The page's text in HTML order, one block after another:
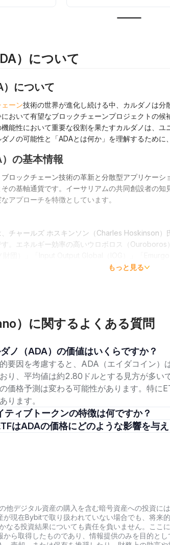
）について
について
ーン技術の世界が進化し続ける中、カルダノは分
おいて有望なブロックチェーンプロジェクトの
能性において重要な役割を果たすカルダノは、
ノの可能性と「ADAとは何か」を理解するために
の基本情報
ロックチェーン技術の革新と分散型アプリケー
の基軸通貨です。イーサリアムの共同創設者の
アプローチを特徴としています。
、チャールズ ホスキンソン（Charles Hoskinson
。エネルギー効率の高いウロボロス（
算タスクを分離する二層構造となっています。こ
号資産であるADA（エイダコイン）は、トランザ
た、ステークホルダーがネットワークセキュリティと
年3月時点で、ADAの時価総額は約3.5兆円で、時
投資家の間では常にADAチャートが注目されてい
性トークン（NFT）、および先進的なブロックチ
特徴
、ブロックチェーン業界の中でも特に優れたも
ティを促進します。基本的なPoSでは、通貨の保有
、これでは通貨を多く保有する富裕層に権利と富
軸通貨のADA（エイダコイン）を多く保有する者に
利を得る者が選出される仕組みへと改良されてい
もっと見る
）に関するよくある質問
ダノ（ADA）の価値はいくらですか？
要因を考慮すると、ADA（エイダコイン
り、平均値は約2.80ドルとする見方が多い
価格予測は変わる可能性があります。特に
ります。
ティブトークンの特徴は何ですか？
ETFはADAの価格にどのような影響を与
他デジタル資産の購入を含む暗号資産への投資に
が現在Bybitで取り扱われていない場合でも、将来
なる投資結果についても責任を負いません。ここ
から取得したものであり、情報提供のみを目的と